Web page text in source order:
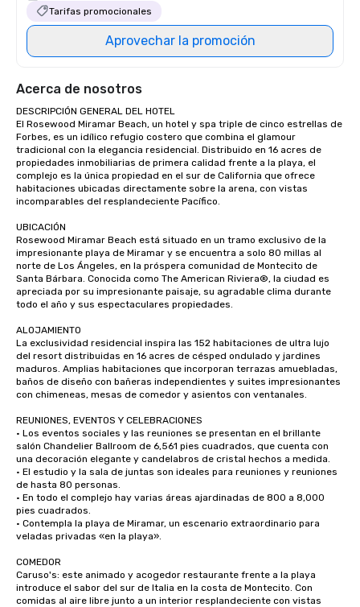
Tarifas promocionales
Aprovechar la promoción
Acerca de nosotros
DESCRIPCIÓN GENERAL DEL HOTEL
El Rosewood Miramar Beach, un hotel y spa triple de cinco estrellas de
Forbes, es un idílico refugio costero que combina el glamour
tradicional con la elegancia residencial. Distribuido en 16 acres de
propiedades inmobiliarias de primera calidad frente a la playa, el
complejo es la única propiedad en el sur de California que ofrece
habitaciones ubicadas directamente sobre la arena, con vistas
incomparables del resplandeciente Pacífico.
UBICACIÓN
Rosewood Miramar Beach está situado en un tramo exclusivo de la
impresionante playa de Miramar y se encuentra a solo 80 millas al
norte de Los Ángeles, en la próspera comunidad de Montecito de
Santa Bárbara. Conocida como The American Riviera®, la ciudad es
apreciada por su impresionante paisaje, su agradable clima durante
todo el año y sus espectaculares propiedades.
ALOJAMIENTO
La exclusividad residencial inspira las 152 habitaciones de ultra lujo
del resort distribuidas en 16 acres de césped ondulado y jardines
maduros. Amplias habitaciones que incorporan terrazas amuebladas,
baños de diseño con bañeras independientes y suites impresionantes
con chimeneas, mesas de comedor y asientos con ventanales.
REUNIONES, EVENTOS Y CELEBRACIONES
· Los eventos sociales y las reuniones se presentan en el brillante
salón Chandelier Ballroom de 6,561 pies cuadrados, que cuenta con
una decoración elegante y candelabros de cristal hechos a medida.
· El estudio y la sala de juntas son ideales para reuniones y reuniones
de hasta 80 personas.
· En todo el complejo hay varias áreas ajardinadas de 800 a 8,000
pies cuadrados.
· Contempla la playa de Miramar, un escenario extraordinario para
veladas privadas «en la playa».
COMEDOR
Caruso's: este animado y acogedor restaurante frente a la playa
introduce el sabor del sur de Italia en la costa de Montecito. Con
comidas al aire libre junto a un interior resplandeciente con vistas